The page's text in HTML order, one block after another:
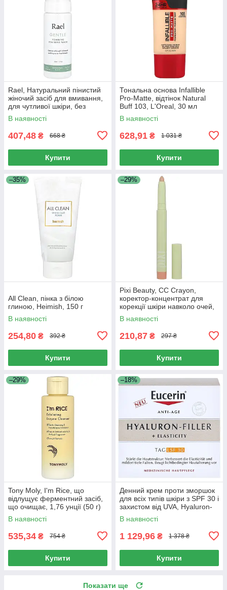
Rael, Натуральний пінистий
жіночий засіб для вмивання,
для чутливої ​​шкіри, без
запаху, 5 рідких унцій (150
мл)
В наявності
407,48 ₴ 668 ₴
Купити
Тональна основа Infallible
Pro-Matte, відтінок Natural
Buff 103, L'Oreal, 30 мл
В наявності
628,91 ₴ 1 031 ₴
Купити
–35%
All Clean, пінка з білою
глиною, Heimish, 150 г
В наявності
254,80 ₴ 392 ₴
Купити
–29%
Pixi Beauty, CC Crayon,
коректор-концентрат для
корекції шкіри навколо очей,
1,2 г (0,04 унції)
В наявності
210,87 ₴ 297 ₴
Купити
–29%
Tony Moly, I'm Rice, що
відлущує ферментний засіб,
що очищає, 1,76 унції (50 г)
В наявності
535,34 ₴ 754 ₴
Купити
–18%
Денний крем проти зморшок
для всіх типів шкіри з SPF 30 і
захистом від UVA, Hyaluron-
Filler + Elasticity Day SPF 30,
Eucerin, 50
В наявності
1 129,96 ₴ 1 378 ₴
Купити
Показати ще